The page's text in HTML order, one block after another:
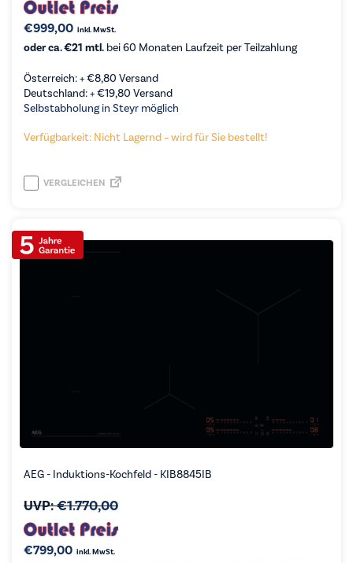
€999,00 inkl. MwSt.
oder ca. €21 mtl. bei 60 Monaten Laufzeit per Teilzahlung
Österreich: +€8,80 Versand
Deutschland: +€19,80 Versand
Selbstabholung in Steyr möglich
Verfügbarkeit: Nicht Lagernd – wird für Sie bestellt!
VERGLEICHEN
AEG - Induktions-Kochfeld - KIB8845IB
UVP:€1.770,00
€799,00 inkl. MwSt.